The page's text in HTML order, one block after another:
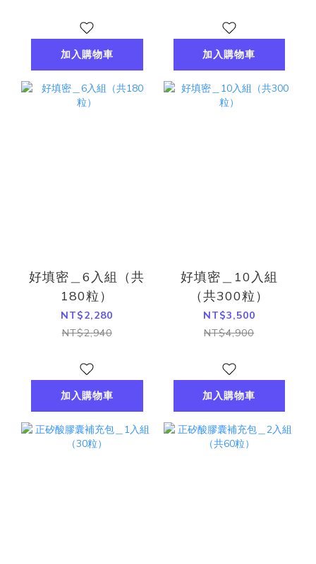
加入購物車 加入購物車
好填密＿6入組（共
180粒）
NT$2,280
NT$2,940
加入購物車
好填密＿10入組
（共300粒）
NT$3,500
NT$4,900
加入購物車